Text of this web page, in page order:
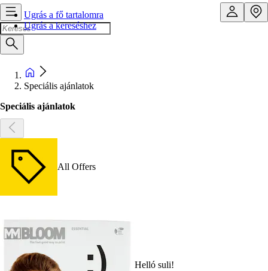
Ugrás a fő tartalomra
Ugrás a kereséshez
Speciális ajánlatok
Speciális ajánlatok
All Offers
Helló suli!